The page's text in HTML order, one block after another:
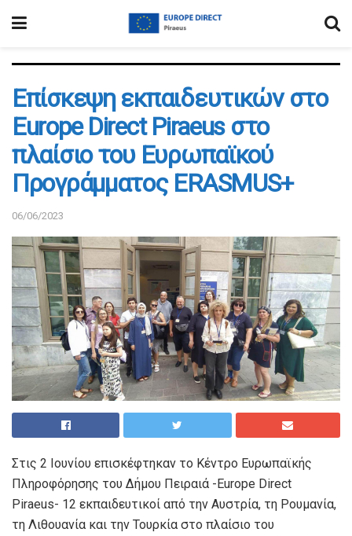
Επίσκεψη εκπαιδευτικών στο
Europe Direct Piraeus στο
πλαίσιο του Ευρωπαϊκού
Προγράμματος ERASMUS+
06/06/2023
Στις 2 Ιουνίου επισκέφτηκαν το Κέντρο Ευρωπαϊκής
Πληροφόρησης του Δήμου Πειραιά -Europe Direct
Piraeus- 12 εκπαιδευτικοί από την Αυστρία, τη Ρουμανία,
τη Λιθουανία και την Τουρκία στο πλαίσιο του